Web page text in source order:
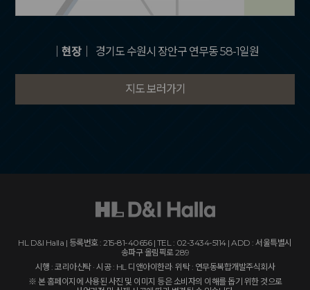
｜현장｜ 경기도 수원시 장안구 연무동 58-1일원
지도 보러가기
HL D&I Halla | 등록번호 : 215-81-40656 | TEL : 02-3434-5114 | ADD : 서울특별시
송파구 올림픽로 289
시행 : 코리아신탁 · 시공 : HL 디앤아이한라· 위탁 : 연무동복합개발주식회사
※ 본 홈페이지에 사용된 사진 및 이미지 등은 소비자의 이해를 돕기 위한 것으로